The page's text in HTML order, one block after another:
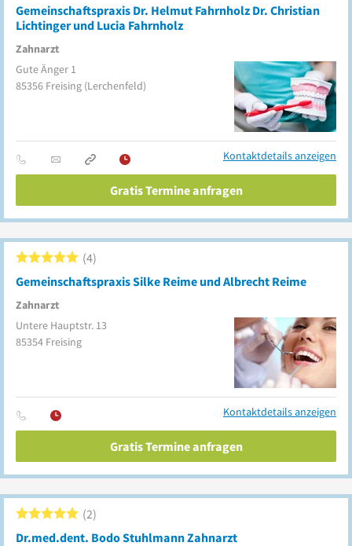
Gemeinschaftspraxis Dr. Helmut Fahrnholz Dr. Christian
Lichtinger und Lucia Fahrnholz
Zahnarzt
Gute Änger 1
85356 Freising (Lerchenfeld)
Kontaktdetails anzeigen
Gratis Termine anfragen
Gemeinschaftspraxis Silke Reime und Albrecht Reime
Zahnarzt
4
Untere Hauptstr. 13
85354 Freising
Kontaktdetails anzeigen
Gratis Termine anfragen
Dr.med.dent. Bodo Stuhlmann Zahnarzt
2